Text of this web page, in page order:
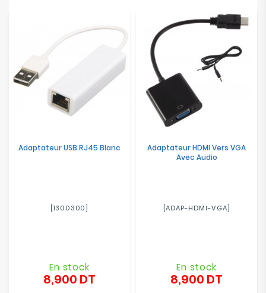
Adaptateur USB RJ45 Blanc
[1300300]
En stock
8,900 DT
Adaptateur HDMI Vers VGA
Avec Audio
[ADAP-HDMI-VGA]
En stock
8,900 DT